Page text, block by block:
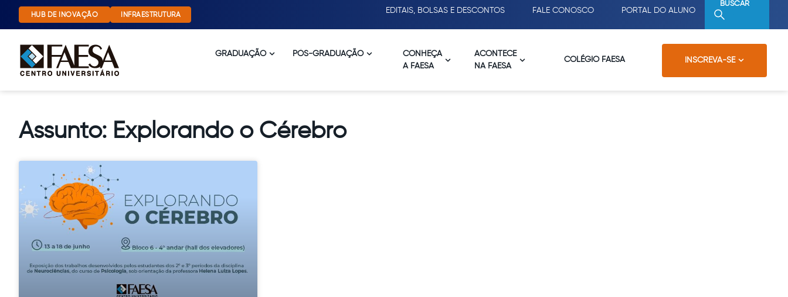
HUB DE INOVAÇÃO INFRAESTRUTURA
EDITAIS, BOLSAS E DESCONTOS FALE CONOSCO PORTAL DO ALUNO
BUSCAR
GRADUAÇÃO PÓS-GRADUAÇÃO
INSCREVA-SE
CONHEÇA
A FAESA
ACONTECE
NA FAESA
COLÉGIO FAESA
Assunto: Explorando o Cérebro